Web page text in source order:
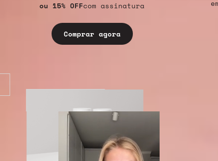
ou 15% OFFcom assinatura
Comprar agora